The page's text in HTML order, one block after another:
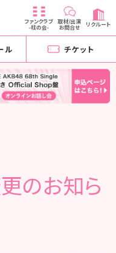
ファンクラブ
-柱の会-
取材/出演
お問合せ リクルート
ル チケット
のお知ら